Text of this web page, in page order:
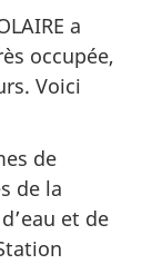
a
occupée,
Voici
de
de la
et de